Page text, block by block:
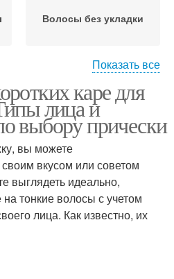
Волосы без укладки
волосы
Тонкие волосы
Показать все
каре для
лица и
выбору прически
вы можете
вкусом или советом
выглядеть идеально,
тонкие волосы с учетом
лица. Как известно, их